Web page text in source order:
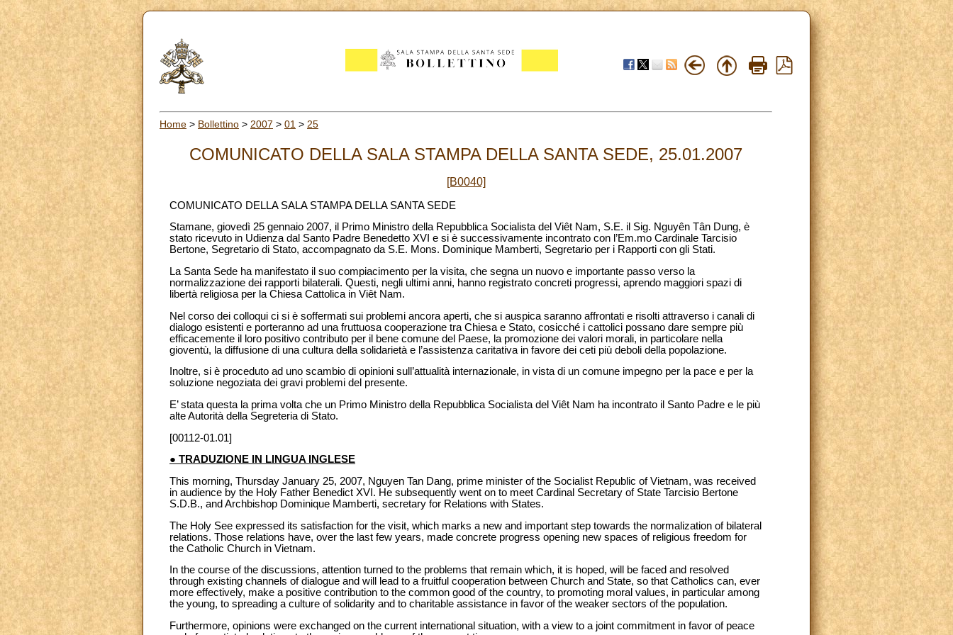
Home > Bollettino > 2007 > 01 > 25
COMUNICATO DELLA SALA STAMPA DELLA SANTA SEDE, 25.01.2007
[B0040]
COMUNICATO DELLA SALA STAMPA DELLA SANTA SEDE
Stamane, giovedì 25 gennaio 2007, il Primo Ministro della Repubblica Socialista del Viêt Nam, S.E. il Sig. Nguyên Tân Dung, è
stato ricevuto in Udienza dal Santo Padre Benedetto XVI e si è successivamente incontrato con l’Em.mo Cardinale Tarcisio
Bertone, Segretario di Stato, accompagnato da S.E. Mons. Dominique Mamberti, Segretario per i Rapporti con gli Stati.
La Santa Sede ha manifestato il suo compiacimento per la visita, che segna un nuovo e importante passo verso la
normalizzazione dei rapporti bilaterali. Questi, negli ultimi anni, hanno registrato concreti progressi, aprendo maggiori spazi di
libertà religiosa per la Chiesa Cattolica in Viêt Nam.
Nel corso dei colloqui ci si è soffermati sui problemi ancora aperti, che si auspica saranno affrontati e risolti attraverso i canali di
dialogo esistenti e porteranno ad una fruttuosa cooperazione tra Chiesa e Stato, cosicché i cattolici possano dare sempre più
efficacemente il loro positivo contributo per il bene comune del Paese, la promozione dei valori morali, in particolare nella
gioventù, la diffusione di una cultura della solidarietà e l’assistenza caritativa in favore dei ceti più deboli della popolazione.
Inoltre, si è proceduto ad uno scambio di opinioni sull’attualità internazionale, in vista di un comune impegno per la pace e per la
soluzione negoziata dei gravi problemi del presente.
E’ stata questa la prima volta che un Primo Ministro della Repubblica Socialista del Viêt Nam ha incontrato il Santo Padre e le più
alte Autorità della Segreteria di Stato.
[00112-01.01]
● TRADUZIONE IN LINGUA INGLESE
This morning, Thursday January 25, 2007, Nguyen Tan Dang, prime minister of the Socialist Republic of Vietnam, was received
in audience by the Holy Father Benedict XVI. He subsequently went on to meet Cardinal Secretary of State Tarcisio Bertone
S.D.B., and Archbishop Dominique Mamberti, secretary for Relations with States.
The Holy See expressed its satisfaction for the visit, which marks a new and important step towards the normalization of bilateral
relations. Those relations have, over the last few years, made concrete progress opening new spaces of religious freedom for
the Catholic Church in Vietnam.
In the course of the discussions, attention turned to the problems that remain which, it is hoped, will be faced and resolved
through existing channels of dialogue and will lead to a fruitful cooperation between Church and State, so that Catholics can, ever
more effectively, make a positive contribution to the common good of the country, to promoting moral values, in particular among
the young, to spreading a culture of solidarity and to charitable assistance in favor of the weaker sectors of the population.
Furthermore, opinions were exchanged on the current international situation, with a view to a joint commitment in favor of peace